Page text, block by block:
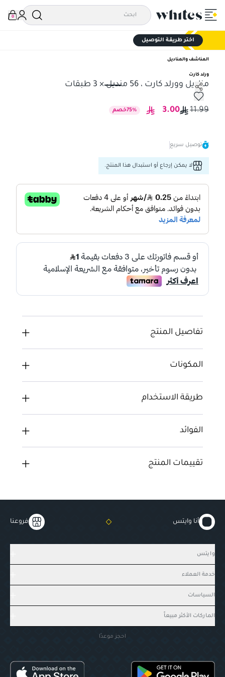
0
اختر طريقة التوصيل
المناشف والمناديل
ورلد كارت
مناديل وورلد كارت ، 56 منديل × 3 طبقات
مناديل وورلد كارت ، 56 منديل × 3 طبقات
11.99
3.00
75% خصم
توصيل سريع
لا يمكن إرجاع أو استبدال هذا المنتج.
تفاصيل المنتج
المكونات
طريقة الاستخدام
الفوائد
تقييمات المنتج
أنا وايتس فروعنا
وايتس
خدمة العملاء
السياسات
الماركات الأكثر مبيعاً
احجز موعدًا